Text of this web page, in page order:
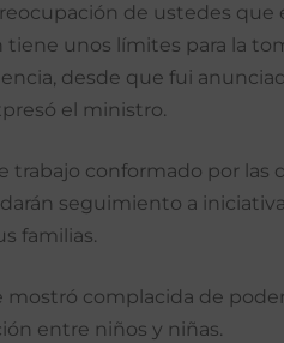
de ustedes
unos límites para la
desde que fui
el ministro.
trabajo conformado por
seguimiento a
familias.
mostró complacida de
entre niños y niñas.